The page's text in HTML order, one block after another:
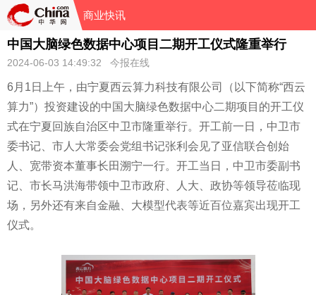
商业快讯
中国大脑绿色数据中心项目二期开工仪式隆重举行
2024-06-03 14:49:32 今报在线
6月1日上午，由宁夏西云算力科技有限公司（以下简称“西云
算力”） 投资建设的中国大脑绿色数据中心二期项目的开工仪
式在宁夏回族自治区中卫市隆重举行。开工前一日，中卫市
委书记 、市人大常委会党组书记张利会见了亚信联合创始
人、宽带资本董事长田溯宁一行。开工当日，中卫市委副 书
记 、市长马洪海带领中卫市政府、人大、政协等领导莅临现
场，另外还有来自金融 、大模型代表等近百位嘉宾出现开工
仪式。